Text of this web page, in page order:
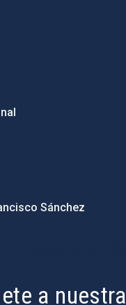
Sánchez
a nuestra